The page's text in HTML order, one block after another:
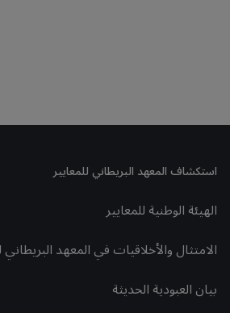
استكشاف المعهد البريطاني للمعايير
الهيئة الوطنية للمعايير
الامتثال والأخلاقيات في المعهد البريطاني
بيان العبودية الحديثة